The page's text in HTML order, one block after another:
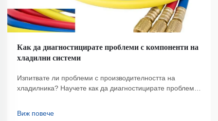
Как да диагностицирате проблеми с компоненти на
хладилни системи
Изпитвате ли проблеми с производителността на
хладилника? Научете как да диагностицирате проблеми
Виж повече